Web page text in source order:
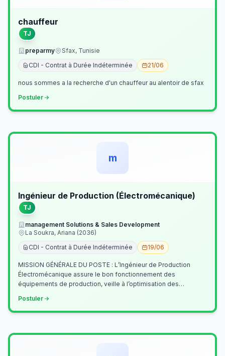
chauffeur
TJ
preparmy
Sfax, Tunisie
CDI - Contrat à Durée Indéterminée
21/06
nous sommes a la recherche d'un chauffeur au alentoir de sfax
Postuler
m
Ingénieur de Production (Électromécanique)
TJ
management Solutions & Sales Development
La Soukra, Ariana (2036)
CDI - Contrat à Durée Indéterminée
19/06
MISSION GÉNÉRALE DU POSTE : L’Ingénieur de Production
Électromécanique assure le bon fonctionnement des
équipements de production, veille à l’optimisation des
Postuler